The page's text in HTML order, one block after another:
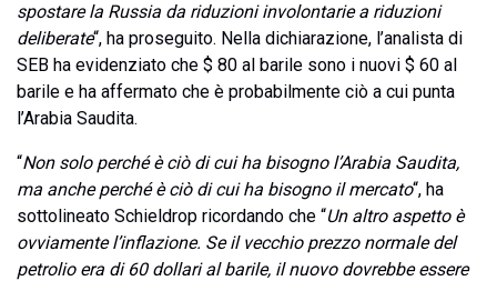
spostare la Russia da riduzioni involontarie a riduzioni
deliberate“, ha proseguito. Nella dichiarazione, l’analista di
SEB ha evidenziato che $ 80 al barile sono i nuovi $ 60 al
barile e ha affermato che è probabilmente ciò a cui punta
l’Arabia Saudita.
“Non solo perché è ciò di cui ha bisogno l’Arabia Saudita,
ma anche perché è ciò di cui ha bisogno il mercato“, ha
sottolineato Schieldrop ricordando che “Un altro aspetto è
ovviamente l’inflazione. Se il vecchio prezzo normale del
petrolio era di 60 dollari al barile, il nuovo dovrebbe essere